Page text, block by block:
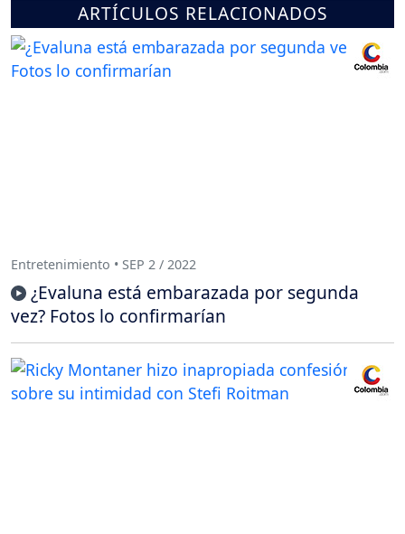
ARTÍCULOS RELACIONADOS
Entretenimiento • SEP 2 / 2022
¿Evaluna está embarazada por segunda
vez? Fotos lo confirmarían